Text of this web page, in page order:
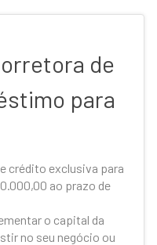
de
para
crédito exclusiva para
ao prazo de
o capital da
no seu negócio ou